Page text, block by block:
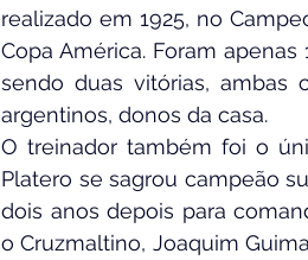
realizado em 1925, no
Copa América. Foram
sendo duas vitórias, ambas
argentinos, donos da casa.
O treinador também foi o
Platero se sagrou campeão
dois anos depois para
o Cruzmaltino, Joaquim